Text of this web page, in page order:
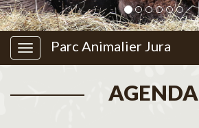
Parc Animalier Jura
AGENDA